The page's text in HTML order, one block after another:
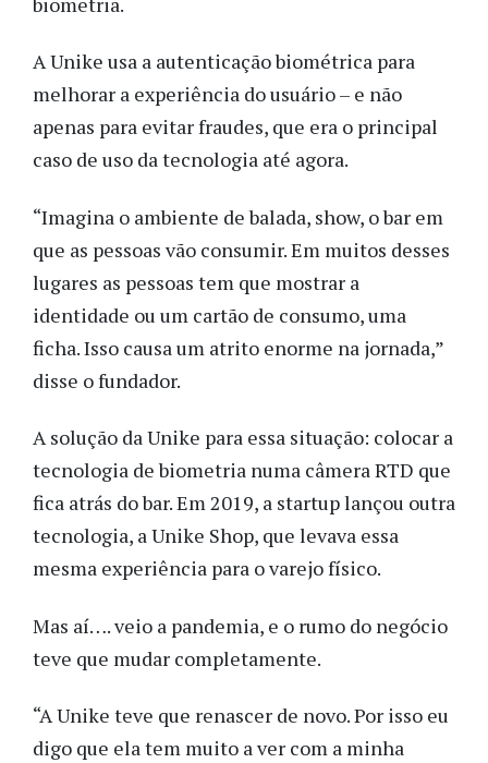
A Unike usa a autenticação biométrica para
melhorar a experiência do usuário – e não
apenas para evitar fraudes, que era o principal
caso de uso da tecnologia até agora.
“Imagina o ambiente de balada, show, o bar em
que as pessoas vão consumir. Em muitos desses
lugares as pessoas tem que mostrar a
identidade ou um cartão de consumo, uma
ficha. Isso causa um atrito enorme na jornada,”
disse ofundador.
A solução da Unike para essa situação: colocar a
tecnologia de biometria numa câmera RTD que
fica atrás do bar. Em 2019, a startup lançou outra
tecnologia, a Unike Shop, que levava essa
mesma experiência para o varejo físico.
Mas aí…. veio a pandemia, e o rumo do negócio
teve que mudar completamente.
“A Unike teve que renascer de novo. Por isso eu
digo que ela tem muito a ver com a minha